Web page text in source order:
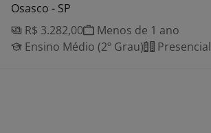
Osasco - SP
R$ 3.282,00
Menos de 1 ano
Ensino Médio (2º Grau)
Presencial